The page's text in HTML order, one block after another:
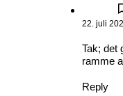
22. juli
Tak; det
ramme
Reply